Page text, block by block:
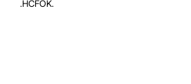
.HCFOK.